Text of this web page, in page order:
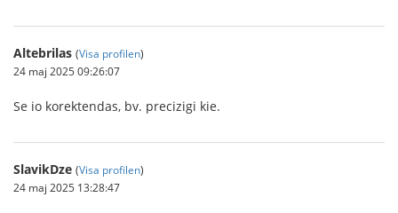
Altebrilas (Visa profilen)
24 maj 2025 09:26:07
Se io korektendas, bv. precizigi kie.
SlavikDze (Visa profilen)
24 maj 2025 13:28:47